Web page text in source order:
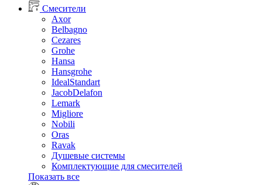
Смесители
Axor
Belbagno
Cezares
Grohe
Hansa
Hansgrohe
IdealStandart
JacobDelafon
Lemark
Migliore
Nobili
Oras
Ravak
Душевые системы
Комплектующие для смесителей
Показать все